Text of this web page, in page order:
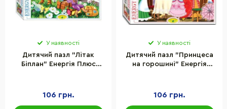
У наявності
Дитячий пазл "Літак
Біплан" Енергія Плюс
106 грн.
У наявності
Дитячий пазл "Принцеса
на горошині" Енергія
106 грн.